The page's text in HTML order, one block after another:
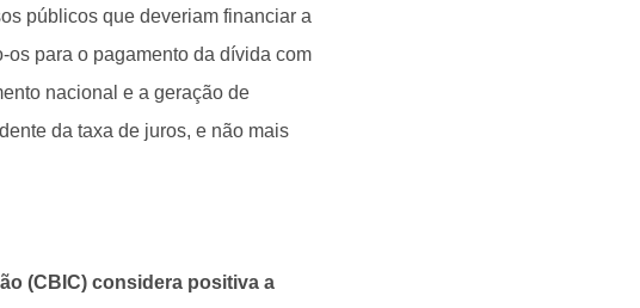
públicos que deveriam financiar a
para o pagamento da dívida com
nacional e a geração de
da taxa de juros, e não mais
(CBIC) considera positiva a